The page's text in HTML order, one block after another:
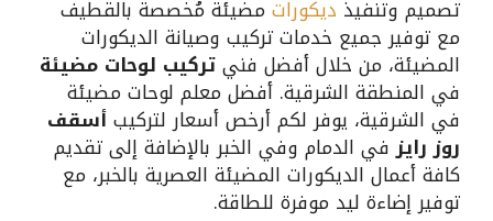
تصميم وتنفيذ ديكوراتمضيئة مُخصصة بالقطيف
مع توفير جميع خدمات تركيب وصيانة الديكورات
المضيئة، من خلال أفضل فنيتركيب لوحات مضيئة
في المنطقة الشرقية. أفضل معلم لوحات مضيئة
في الشرقية، يوفر لكم أرخص أسعار لتركيبأسقف
روز رايزفي الدمام وفي الخبر بالإضافة إلى تقديم
كافة أعمال الديكورات المضيئة العصرية بالخبر، مع
توفير إضاءة ليد موفرة للطاقة.